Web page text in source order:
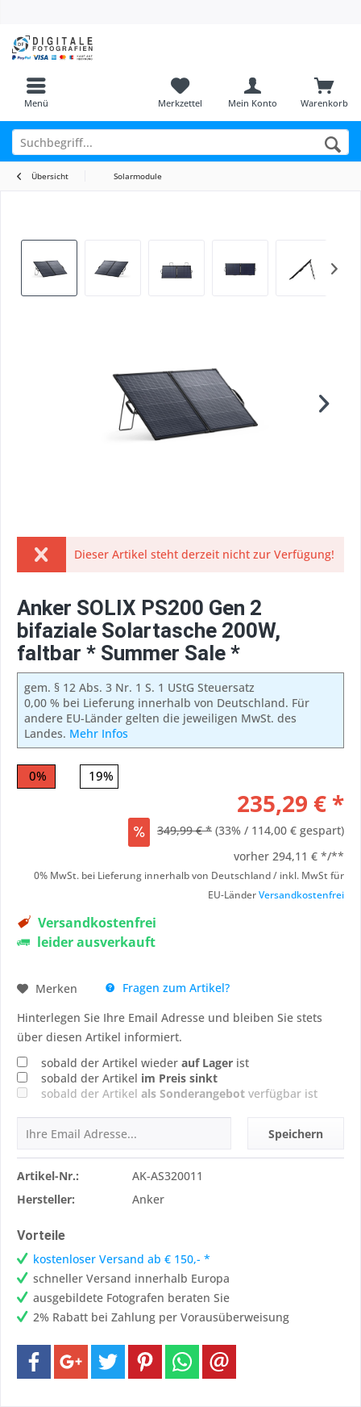
Menü Warenkorb
Merkzettel Mein Konto
Übersicht Solarmodule
Dieser Artikel steht derzeit nicht zur Verfügung!
Anker SOLIX PS200 Gen 2
bifaziale Solartasche 200W,
faltbar * Summer Sale *
gem. § 12 Abs. 3 Nr. 1 S. 1 UStG Steuersatz
0,00 % bei Lieferung innerhalb von Deutschland. Für
andere EU-Länder gelten die jeweiligen MwSt. des
Landes. Mehr Infos
0% 19%
235,29 € *
349,99 € * (33% / 114,00 € gespart)
vorher 294,11 € */**
0% MwSt. bei Lieferung innerhalb von Deutschland / inkl. MwSt für
EU-LänderVersandkostenfrei
Versandkostenfrei
leider ausverkauft
Merken
Fragen zum Artikel?
Hinterlegen Sie Ihre Email Adresse und bleiben Sie stets
über diesen Artikel informiert.
sobald der Artikel wieder auf Lager ist
sobald der Artikel im Preis sinkt
sobald der Artikel als Sonderangebot verfügbar ist
Speichern
Artikel-Nr.:
AK-AS320011
Hersteller:
Anker
Vorteile
kostenloser Versand ab € 150,- *
schneller Versand innerhalb Europa
ausgebildete Fotografen beraten Sie
2% Rabatt bei Zahlung per Vorausüberweisung